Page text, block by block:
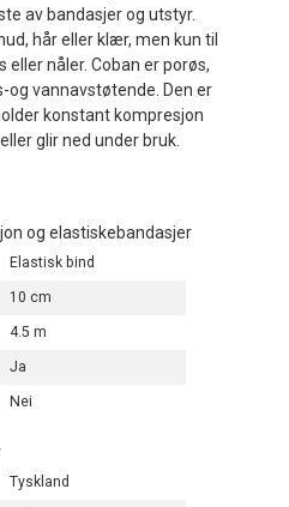
av bandasjer og utstyr.
hår eller klær, men kun til
eller nåler. Coban er porøs,
og vannavstøtende. Den er
konstant kompresjon
glir ned under bruk.
og elastiskebandasjer
Elastisk bind
10 cm
4.5 m
Ja
Nei
Tyskland